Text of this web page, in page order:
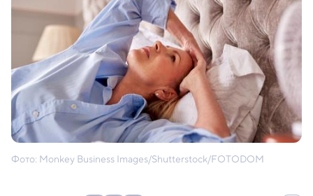
Фото: Monkey Business Images/Shutterstock/FOTODOM